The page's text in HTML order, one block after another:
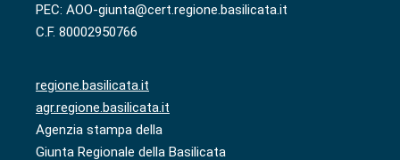
PEC: AOO-giunta@cert.regione.basilicata.it
C.F. 80002950766
regione.basilicata.it
agr.regione.basilicata.it
Agenzia stampa della
Giunta Regionale della Basilicata